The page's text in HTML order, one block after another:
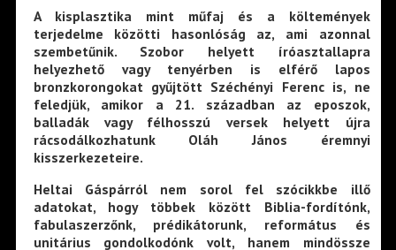
A kisplasztika mint műfaj és a költemények
terjedelme közötti hasonlóság az, ami azonnal
szembetűnik. Szobor helyett íróasztallapra
helyezhető vagy tenyérben is elférő lapos
bronzkorongokat gyűjtött Széchényi Ferenc is, ne
feledjük, amikor a 21. században az eposzok,
balladák vagy félhosszú versek helyett újra
rácsodálkozhatunk Oláh János éremnyi
kisszerkezeteire.
Heltai Gáspárról nem sorol fel szócikkbe illő
adatokat, hogy többek között Biblia-fordítónk,
fabulaszerzőnk, prédikátorunk, református és
unitárius gondolkodónk volt, hanem mindössze